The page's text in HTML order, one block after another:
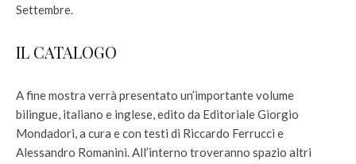
Settembre.
IL CATALOGO
A fine mostra verrà presentato un’importante volume
bilingue, italiano e inglese, edito da Editoriale Giorgio
Mondadori, a cura e con testi di Riccardo Ferrucci e
Alessandro Romanini. All’interno troveranno spazio altri